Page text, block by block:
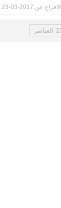
الافراج عن 2017-03-23